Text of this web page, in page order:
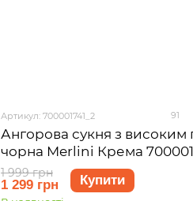
Артикул: 700001741_2 91
Ангорова сукня з високим
чорна Merlini Крема
розмір L-XL
1 999 грн
1 299 грн Купити